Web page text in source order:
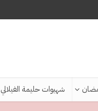
شهيوات حليمة الفيلالي